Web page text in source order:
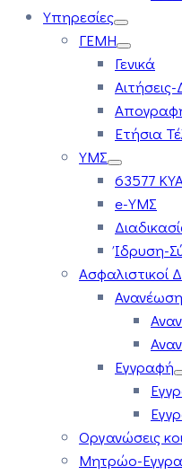
Υπηρεσίες
ΓΕΜΗ
Γενικά
Ετήσια
ΥΜΣ
63577
e-ΥΜΣ
Ίδρυση-
Ασφαλιστικοί
Ανανέωση
Εγγραφή
Οργανώσεις
Μητρώο-